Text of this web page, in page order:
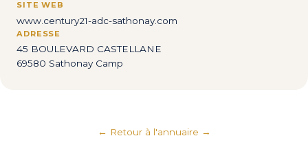
SITE WEB
www.century21-adc-sathonay.com
ADRESSE
45 BOULEVARD CASTELLANE
69580 Sathonay Camp
← Retour à l'annuaire